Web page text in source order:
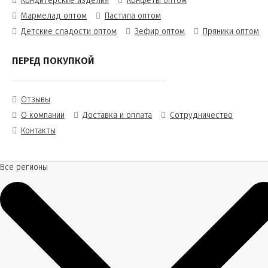
Мармелад оптом
Пастила оптом
Детские сладости оптом
Зефир оптом Пряники оптом
ПЕРЕД ПОКУПКОЙ
Отзывы
О компании
Доставка и оплата
Сотрудничество
Контакты
Все регионы